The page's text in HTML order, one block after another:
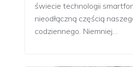
świecie technologii
nieodłączną częścią
codziennego. Niemniej…